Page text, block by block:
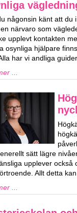
någonsin känt att du
närvaro som
upplevt kontakten
osynliga hjälpare
har vi andliga
...
sätt lägre
upplever
Allt detta
...